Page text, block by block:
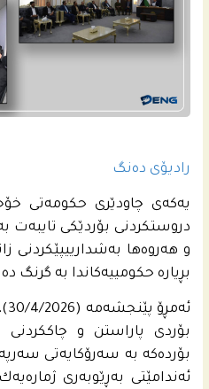
رادیۆی ده‌نگ
یه‌كه‌ى چاودێری حكومه‌تى
دروستكردنى بۆردێكى تایبه‌ت
و هه‌روه‌ها به‌شدارییپێكردنى
بڕیاره‌ حكومییه‌كاندا به‌ گرنگ
بۆردی پاراستن و چاككردنى
بۆرده‌كه‌ به‌ سه‌رۆكایه‌تى
ئه‌ندامێتى به‌ڕێوبه‌رى